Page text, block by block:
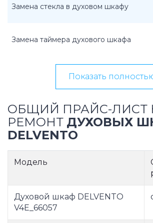
Замена стекла в духовом шкафу
Замена таймера духового шкафа
Показать
ОБЩИЙ ПРАЙС-ЛИСТ
РЕМОНТ ДУХОВЫХ
DELVENTO
Модель
Духовой шкаф DELVENTO
V4E_66057